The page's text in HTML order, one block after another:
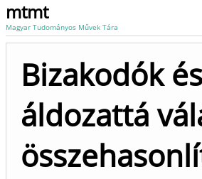
mtmt
Magyar Tudományos Művek Tára
Bizakodók
áldozattá